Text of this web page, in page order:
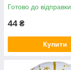
Готово до відправки
44 ₴
Купити